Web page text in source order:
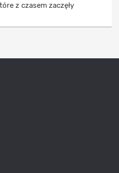
z czasem zaczęły